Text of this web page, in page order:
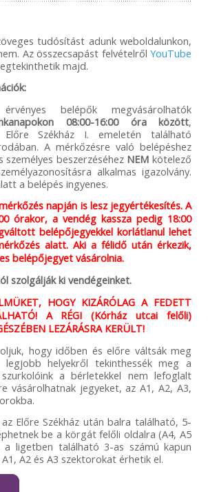
tudósítást adunk weboldalunkon,
Az összecsapást felvételrőlYouTube
majd.
belépők megvásárolhatók
08:00-16:00 óra között,
Előre Székház I. emeletén található
A mérkőzésre való belépéshez
személyes beszerzéséhez NEMkötelező
alkalmas igazolvány.
a belépés ingyenes.
napján is lesz jegyértékesítés. A
órakor, a vendég kassza pedig 18:00
belépőjegyekkel korlátlanul lehet
alatt. Aki a félidő után érkezik,
belépőjegyet vásárolnia.
szolgálják ki vendégeinket.
HOGY KIZÁRÓLAG A FEDETT
A RÉGI (Kórház utcai felőli)
LEZÁRÁSRA KERÜLT!
hogy időben és előre váltsák meg
helyekről tekinthessék meg a
a bérletekkel nem lefoglalt
vásárolhatnak jegyeket, az A1, A2, A3,
Előre Székház után balra található, 5-
be a körgát felőli oldalra (A4, A5
a ligetben található 3-as számú kapun
A2 és A3 szektorokat érhetik el.